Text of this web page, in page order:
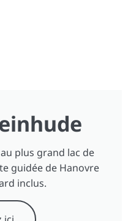
plus grand lac de
guidée de Hanovre
inclus.